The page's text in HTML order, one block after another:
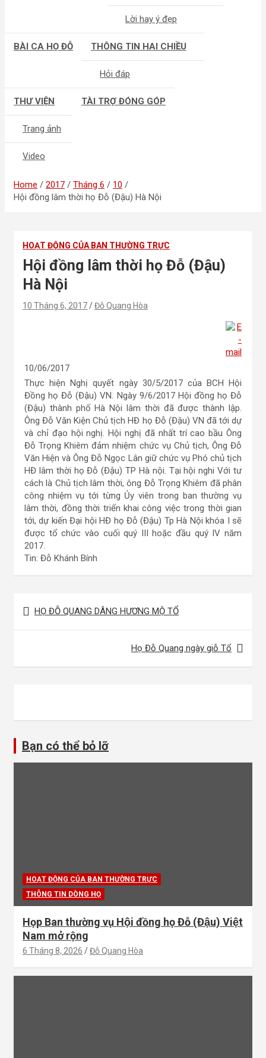
Lời hay ý đẹp
BÀI CA HỌ ĐỖ THÔNG TIN HAI CHIỀU
Hỏi đáp
THƯ VIỆN
Trang ảnh
Video
TÀI TRỢ ĐÓNG GÓP
Home 2017 Tháng 6
10
Hội đồng lâm thời họ Đỗ (Đậu) Hà Nội
HOẠT ĐỘNG CỦA BAN THƯỜNG TRỰC
Hội đồng lâm thời họ Đỗ (Đậu)
Hà Nội
10 Tháng 6, 2017 Đỗ Quang Hòa
10/06/2017
Thực hiện Nghị quyết ngày 30/5/2017 của BCH Hội
Đồng họ Đỗ (Đậu) VN. Ngày 9/6/2017 Hội đồng họ Đỗ
(Đậu) thành phố Hà Nội lâm thời đã được thành lập.
Ông Đỗ Văn Kiện Chủ tịch HĐ họ Đỗ (Đậu) VN đã tới dự
và chỉ đạo hội nghị. Hội nghị đã nhất trí cao bầu Ông
Đỗ Trọng Khiêm đảm nhiệm chức vụ Chủ tịch, Ông Đỗ
Văn Hiện và Ông Đỗ Ngọc Lân giữ chức vụ Phó chủ tịch
HĐ lâm thời họ Đỗ (Đậu) TP Hà nội. Tại hội nghi Với tư
cách là Chủ tịch lâm thời, ông Đỗ Trọng Khiêm đã phân
công nhiệm vụ tới từng Ủy viên trong ban thường vụ
lâm thời, đồng thời triển khai công việc trong thời gian
tới, dự kiến Đại hội HĐ họ Đỗ (Đậu) Tp Hà Nội khóa I sẽ
được tổ chức vào cuối quý III hoặc đầu quý IV năm
2017.
Tin: Đỗ Khánh Bính
hướng
HỌ ĐỖ QUANG DÂNG HƯƠNG MỘ TỔ
Họ Đỗ Quang ngày giỗ Tổ
Bạn có thể bỏ lỡ
HOẠT ĐỘNG CỦA BAN THƯỜNG TRỰC
THÔNG TIN DÒNG HỌ
Họp Ban thường vụ Hội đồng họ Đỗ (Đậu) Việt
Nam mở rộng
6 Tháng 8, 2026 Đỗ Quang Hòa